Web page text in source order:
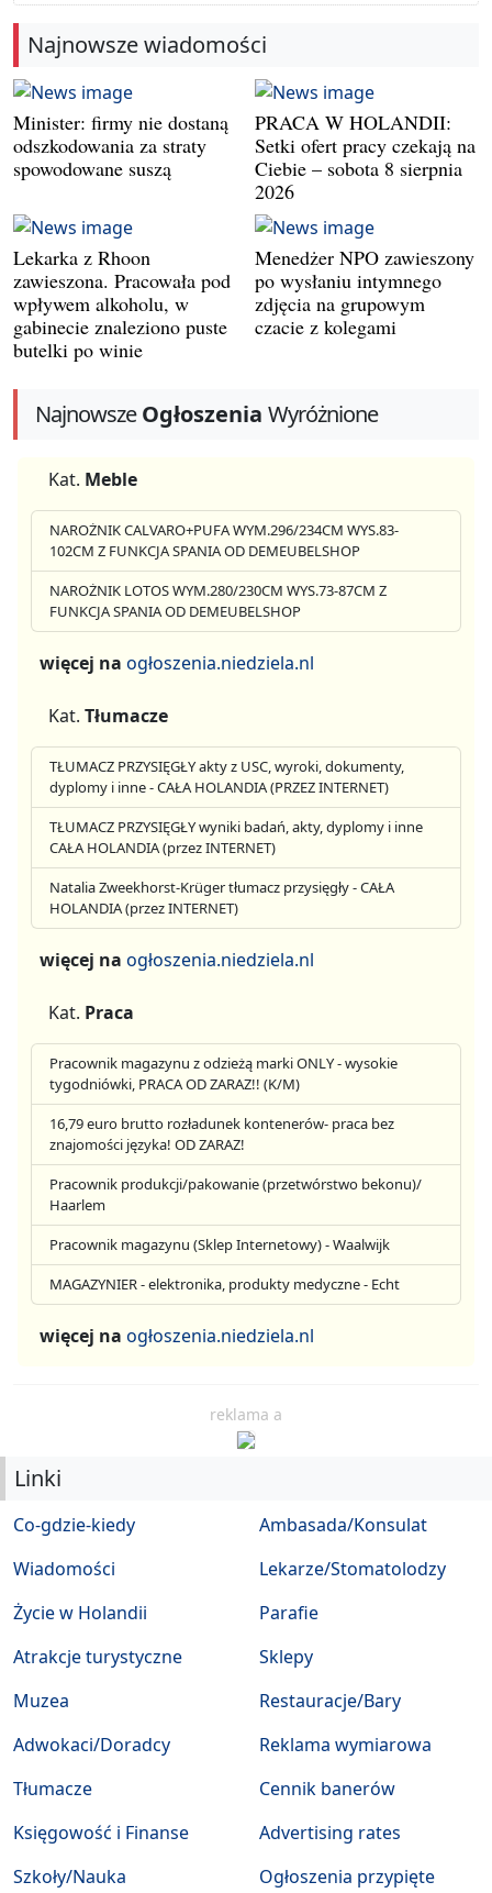
Najnowsze wiadomości
Minister: firmy nie dostaną
odszkodowania za straty
spowodowane suszą
PRACA W HOLANDII:
Setki ofert pracy czekają na
Ciebie – sobota 8 sierpnia
2026
Lekarka z Rhoon
zawieszona. Pracowała pod
wpływem alkoholu, w
gabinecie znaleziono puste
butelki po winie
Menedżer NPO zawieszony
po wysłaniu intymnego
zdjęcia na grupowym
czacie z kolegami
NajnowszeOgłoszenia Wyróżnione
Kat. Meble
NAROŻNIK CALVARO+PUFA WYM.296/234CM WYS.83-
102CM Z FUNKCJA SPANIA OD DEMEUBELSHOP
NAROŻNIK LOTOS WYM.280/230CM WYS.73-87CM Z
FUNKCJA SPANIA OD DEMEUBELSHOP
więcej na ogłoszenia.niedziela.nl
Kat. Tłumacze
TŁUMACZ PRZYSIĘGŁY akty z USC, wyroki, dokumenty,
dyplomy i inne - CAŁA HOLANDIA (PRZEZ INTERNET)
TŁUMACZ PRZYSIĘGŁY wyniki badań, akty, dyplomy i inne
CAŁA HOLANDIA (przez INTERNET)
Natalia Zweekhorst-Krüger tłumacz przysięgły - CAŁA
HOLANDIA (przez INTERNET)
więcej na ogłoszenia.niedziela.nl
Kat. Praca
Pracownik magazynu z odzieżą marki ONLY - wysokie
tygodniówki, PRACA OD ZARAZ!! (K/M)
16,79 euro brutto rozładunek kontenerów- praca bez
znajomości języka! OD ZARAZ!
Pracownik produkcji/pakowanie (przetwórstwo bekonu)/
Haarlem
Pracownik magazynu (Sklep Internetowy) - Waalwijk
MAGAZYNIER - elektronika, produkty medyczne - Echt
więcej na ogłoszenia.niedziela.nl
reklama a
Linki
Co-gdzie-kiedy
Wiadomości
Życie w Holandii
Atrakcje turystyczne
Muzea
Ambasada/Konsulat
Lekarze/Stomatolodzy
Parafie
Sklepy
Restauracje/Bary
Adwokaci/Doradcy
Tłumacze
Księgowość i Finanse
Szkoły/Nauka
Reklama wymiarowa
Cennik banerów
Advertising rates
Ogłoszenia przypięte